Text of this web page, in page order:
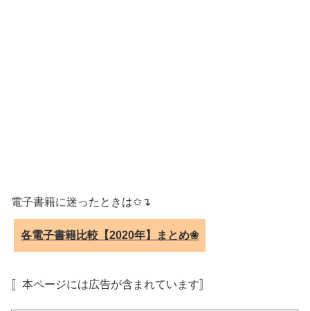
電子書籍に迷ったときは✩↴
各電子書籍比較【2020年】まとめ❀
〚本ページには広告が含まれています〛